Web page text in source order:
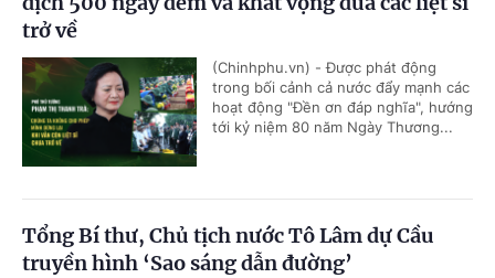
trở về
(Chinhphu.vn) - Được phát động
trong bối cảnh cả nước đẩy mạnh các
hoạt động "Đền ơn đáp nghĩa", hướng
tới kỷ niệm 80 năm Ngày Thương...
Tổng Bí thư, Chủ tịch nước Tô Lâm dự Cầu
truyền hình ‘Sao sáng dẫn đường’